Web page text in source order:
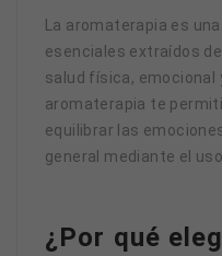
La aromaterapia es
esenciales extraídos
salud física, emocional
aromaterapia te
equilibrar las
general mediante el
¿Por qué